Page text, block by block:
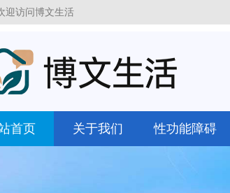
迎访问博文生活
首页 关于我们 性功能障碍